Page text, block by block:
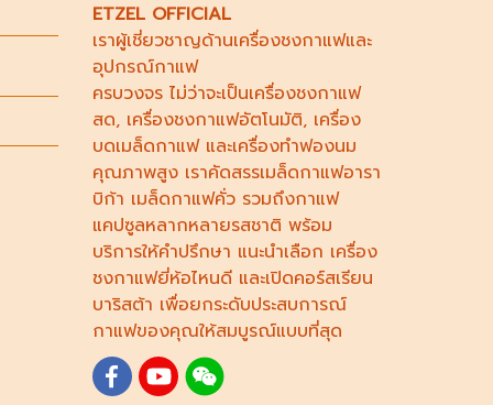
ETZEL OFFICIAL
เราผู้เชี่ยวชาญด้านเครื่องชงกาแฟและ
อุปกรณ์กาแฟ
ครบวงจร ไม่ว่าจะเป็นเครื่องชงกาแฟ
สด, เครื่องชงกาแฟอัตโนมัติ, เครื่อง
บดเมล็ดกาแฟและเครื่องทำฟองนม
คุณภาพสูง เราคัดสรรเมล็ดกาแฟอารา
บิก้า เมล็ดกาแฟคั่ว รวมถึงกาแฟ
แคปซูลหลากหลายรสชาติ พร้อม
บริการให้คำปรึกษา แนะนำเลือก เครื่อง
ชงกาแฟยี่ห้อไหนดีและเปิดคอร์สเรียน
บาริสต้า เพื่อยกระดับประสบการณ์
กาแฟของคุณให้สมบูรณ์แบบที่สุด